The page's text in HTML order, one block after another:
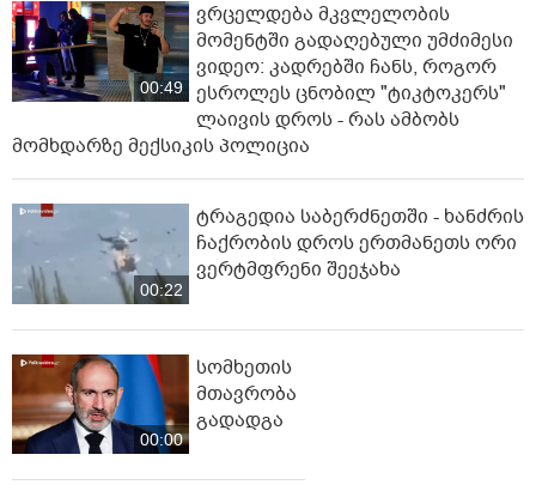
00:49
ვრცელდება მკვლელობის
მომენტში გადაღებული უმძიმესი
ვიდეო: კადრებში ჩანს, როგორ
ესროლეს ცნობილ "ტიკტოკერს"
ლაივის დროს - რას ამბობს
მომხდარზე მექსიკის პოლიცია
00:22
ტრაგედია საბერძნეთში - ხანძრის
ჩაქრობის დროს ერთმანეთს ორი
ვერტმფრენი შეეჯახა
00:00
სომხეთის
მთავრობა
გადადგა